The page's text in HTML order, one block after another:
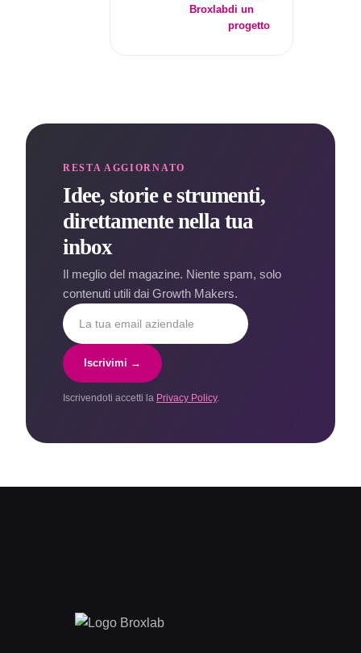
Broxlabdi un
progetto
RESTA AGGIORNATO
Idee, storie e strumenti,
direttamente nella tua
inbox
Il meglio del magazine. Niente spam, solo
contenuti utili dai Growth Makers.
Iscrivimi →
Iscrivendoti accetti la Privacy Policy.